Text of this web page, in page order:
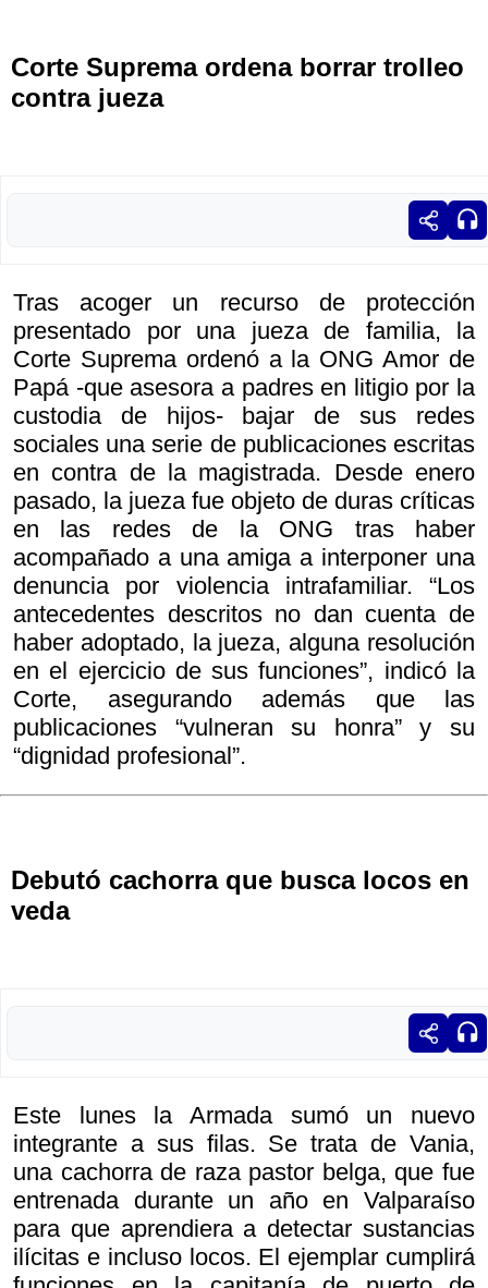
Corte Suprema ordena borrar trolleo
contra jueza
Tras acoger un recurso de protección
presentado por una jueza de familia, la
Corte Suprema ordenó a la ONG Amor de
Papá -que asesora a padres en litigio por la
custodia de hijos- bajar de sus redes
sociales una serie de publicaciones escritas
en contra de la magistrada. Desde enero
pasado, la jueza fue objeto de duras críticas
en las redes de la ONG tras haber
acompañado a una amiga a interponer una
denuncia por violencia intrafamiliar. “Los
antecedentes descritos no dan cuenta de
haber adoptado, la jueza, alguna resolución
en el ejercicio de sus funciones”, indicó la
Corte, asegurando además que las
publicaciones “vulneran su honra” y su
“dignidad profesional”.
Debutó cachorra que busca locos en
veda
Este lunes la Armada sumó un nuevo
integrante a sus filas. Se trata de Vania,
una cachorra de raza pastor belga, que fue
entrenada durante un año en Valparaíso
para que aprendiera a detectar sustancias
ilícitas e incluso locos. El ejemplar cumplirá